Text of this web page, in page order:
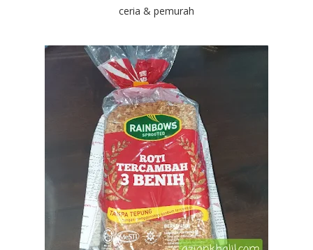
ceria & pemurah